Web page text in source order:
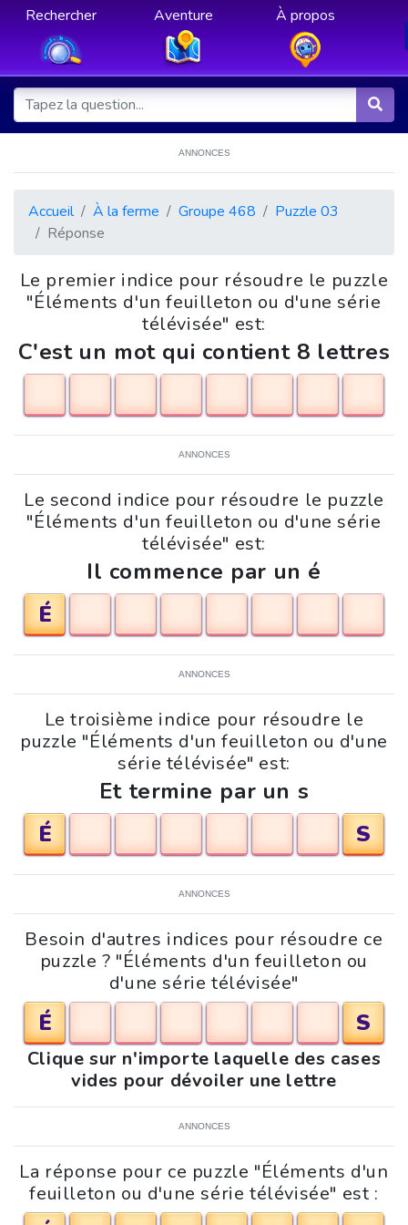
Rechercher Aventure À propos
ANNONCES
Accueil À la ferme Groupe 468
Puzzle 03
Réponse
Le premier indice pour résoudre le puzzle
"Éléments d'un feuilleton ou d'une série
télévisée" est:
C'est un mot qui contient 8 lettres
ANNONCES
Le second indice pour résoudre le puzzle
"Éléments d'un feuilleton ou d'une série
télévisée" est:
Il commence par un é
É
ANNONCES
Le troisième indice pour résoudre le
puzzle "Éléments d'un feuilleton ou d'une
série télévisée" est:
Et termine par un s
É
S
ANNONCES
Besoin d'autres indices pour résoudre ce
puzzle ? "Éléments d'un feuilleton ou
d'une série télévisée"
É S
Clique sur n'importe laquelle des cases
vides pour dévoiler une lettre
ANNONCES
La réponse pour ce puzzle "Éléments d'un
feuilleton ou d'une série télévisée" est :